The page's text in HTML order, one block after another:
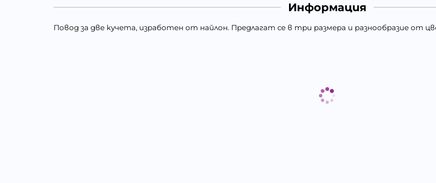
Информация
Повод за две кучета, изработен от найлон. Предлагат се в три размера и разнообразие от